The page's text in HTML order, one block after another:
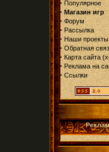
· Популярное
· Магазин игр
· Форум
· Рассылка
· Наши проекты
· Обратная
· Карта сайта(
· Реклама на
· Ссылки